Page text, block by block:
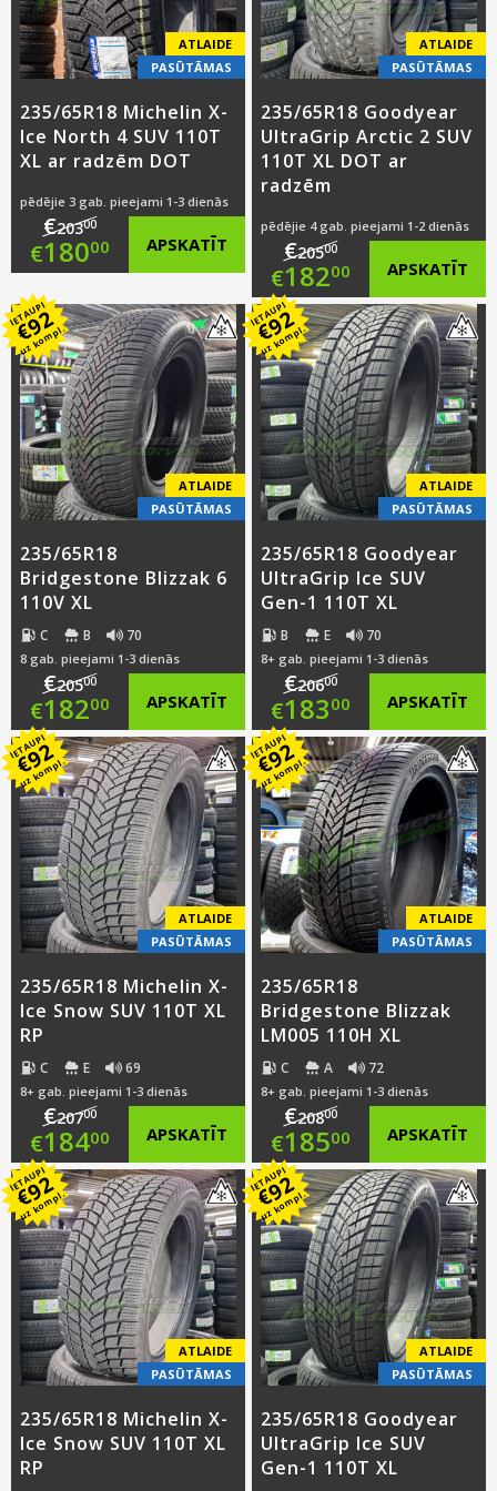
ATLAIDE
PASŪTĀMAS
235/65R18 Michelin X-
Ice North 4 SUV 110T
XL ar radzēm DOT
pēdējie 3 gab. pieejami 1-3 dienās
€20300
Original
was:
€203.00.
€18000
price
is:
€180.00.
APSKATĪT
ATLAIDE
PASŪTĀMAS
235/65R18 Goodyear
UltraGrip Arctic 2 SUV
110T XL DOT ar
radzēm
pēdējie 4 gab. pieejami 1-2 dienās
€20500
Original
price
was:
€205.00.
€18200
Current
price
is:
€182.00.
APSKATĪT
IETAUPI
€92
uz kompl.
ATLAIDE
PASŪTĀMAS
235/65R18
Bridgestone Blizzak 6
110V XL
C B 70
8 gab. pieejami 1-3 dienās
€20500
Original
price
was:
€205.00.
€18200
Current
price
is:
€182.00.
APSKATĪT
IETAUPI
€92
uz kompl.
ATLAIDE
PASŪTĀMAS
235/65R18 Goodyear
UltraGrip Ice SUV
Gen-1 110T XL
B E 70
8+ gab. pieejami 1-3 dienās
€20600
Original
price
was:
€206.00.
€18300
Current
price
is:
€183.00.
APSKATĪT
IETAUPI
€92
uz kompl.
ATLAIDE
PASŪTĀMAS
235/65R18 Michelin X-
Ice Snow SUV 110T XL
RP
C E 69
8+ gab. pieejami 1-3 dienās
€20700
Original
price
was:
€207.00.
€18400
Current
price
is:
€184.00.
APSKATĪT
IETAUPI
€92
uz kompl.
ATLAIDE
PASŪTĀMAS
235/65R18
Bridgestone Blizzak
LM005 110H XL
C A 72
8+ gab. pieejami 1-3 dienās
€20800
Original
price
was:
€208.00.
€18500
Current
price
is:
€185.00.
APSKATĪT
IETAUPI
€92
uz kompl.
ATLAIDE
PASŪTĀMAS
235/65R18 Michelin X-
Ice Snow SUV 110T XL
RP
IETAUPI
€92
uz kompl.
ATLAIDE
PASŪTĀMAS
235/65R18 Goodyear
UltraGrip Ice SUV
Gen-1 110T XL